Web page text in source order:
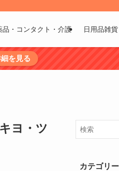
徴を調べ選び方などもお伝えしています。
品・コンタクト・介護 日用品雑
を見る
ヨ・ツ
カテゴリー